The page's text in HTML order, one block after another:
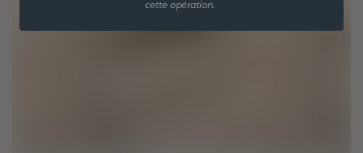
cette opération.